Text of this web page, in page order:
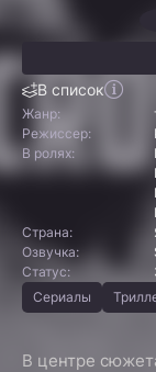
В список
Жанр:
Режиссер:
В ролях:
Страна:
Озвучка:
Статус:
Сериалы
В центре